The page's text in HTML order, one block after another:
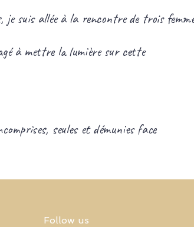
suis allée à la rencontre de trois
à mettre la lumière sur cette
seules et démunies face
Follow us